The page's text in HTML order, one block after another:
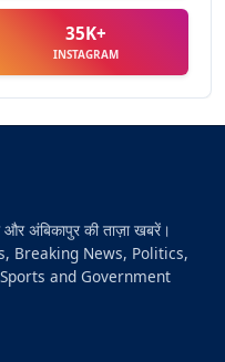
35K+
INSTAGRAM
अंबिकापुर की ताज़ा खबरें।
Breaking News, Politics,
and Government